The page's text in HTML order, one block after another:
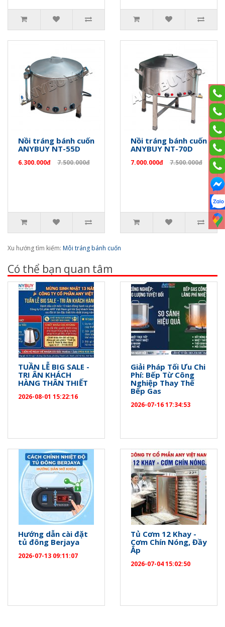
Nồi tráng bánh cuốn
ANYBUY NT-55D
6.300.000đ 7.500.000đ
Nồi tráng bánh cuốn
ANYBUY NT-70D
7.000.000đ 7.500.000đ
Xu hướng tìm kiếm: Môi tráng bánh cuốn
Có thể bạn quan tâm
TUẦN LỄ BIG SALE -
TRI ÂN KHÁCH
HÀNG THÂN THIẾT
2026-08-01 15:22:16
Giải Pháp Tối Ưu Chi
Phí: Bếp Từ Công
Nghiệp Thay Thế
Bếp Gas
2026-07-16 17:34:53
Hướng dẫn cài đặt
tủ đông Berjaya
2026-07-13 09:11:07
Tủ Cơm 12 Khay -
Cơm Chín Nóng, Đầy
Ắp
2026-07-04 15:02:50